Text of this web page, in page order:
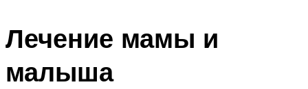
Лечение мамы и
малыша